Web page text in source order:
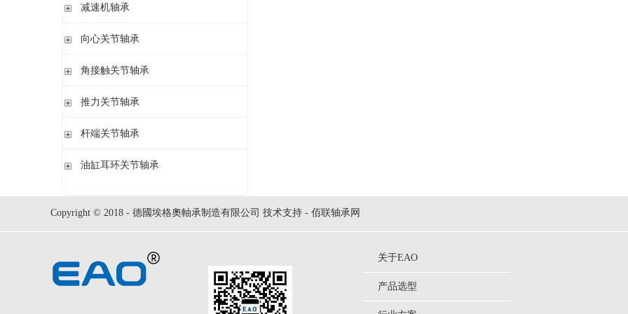
立式轴承座LOE,剖分用于圆柱孔调心滚子轴承
立式轴承座LOE,剖分适用于带紧定套的圆锥孔调心滚子轴承
立式轴承座BND,非剖分适用于调心滚子轴承
带法兰的轴承座F5,非剖分用于带紧定套的圆锥孔轴承
锁紧螺母
止动垫圈
止动卡板
减速机轴承
无外圈满装圆柱滚子轴承 RSL系列
外球面满滚子轴承 SL05,SL06 系列
双列满装圆柱滚子轴承 SL1849系列
单列满装圆柱滚子轴承 SL1830 系列
向心关节轴承
向心关节轴承
角接触关节轴承
角接触关节轴承
推力关节轴承
推力关节轴承
杆端关节轴承
杆端关节轴承
油缸耳环关节轴承
Copyright © 2018 - 德國埃格奧軸承制造有限公司 技术支持 - 佰联轴承网
关于EAO
产品选型